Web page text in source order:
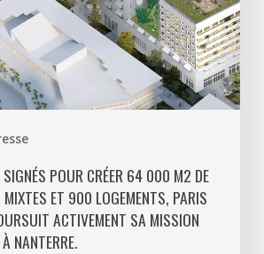
POUR CRÉER 64 000 M2 DE
MIXTES ET 900 LOGEMENTS, PARIS
ACTIVEMENT SA MISSION
NANTERRE.